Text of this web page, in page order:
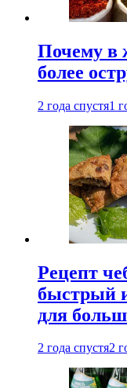
Почему в
более
2 года спустя1
Рецепт
быстрый
для
2 года спустя2